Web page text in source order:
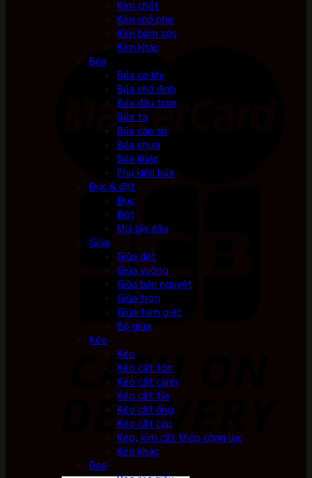
Kìm chết
Kìm mở phe
Kìm bấm cos
Kìm khác
Búa
Búa cơ khí
Búa nhổ đinh
Búa đầu tròn
Búa tạ
Búa cao su
Búa nhựa
Búa khác
Phụ kiện búa
Đục & đột
Đục
Đột
Mũi lấy dấu
Giũa
Giũa dẹt
Giũa vuông
Giũa bán nguyệt
Giũa tròn
Giũa tam giác
Bộ giũa
Kéo
Kéo
Kéo cắt tôn
Kéo cắt cành
Kéo cắt tỉa
Kéo cắt ống
Kéo cắt cáp
Kéo, kìm cắt thép cộng lực
Kéo khác
Dao